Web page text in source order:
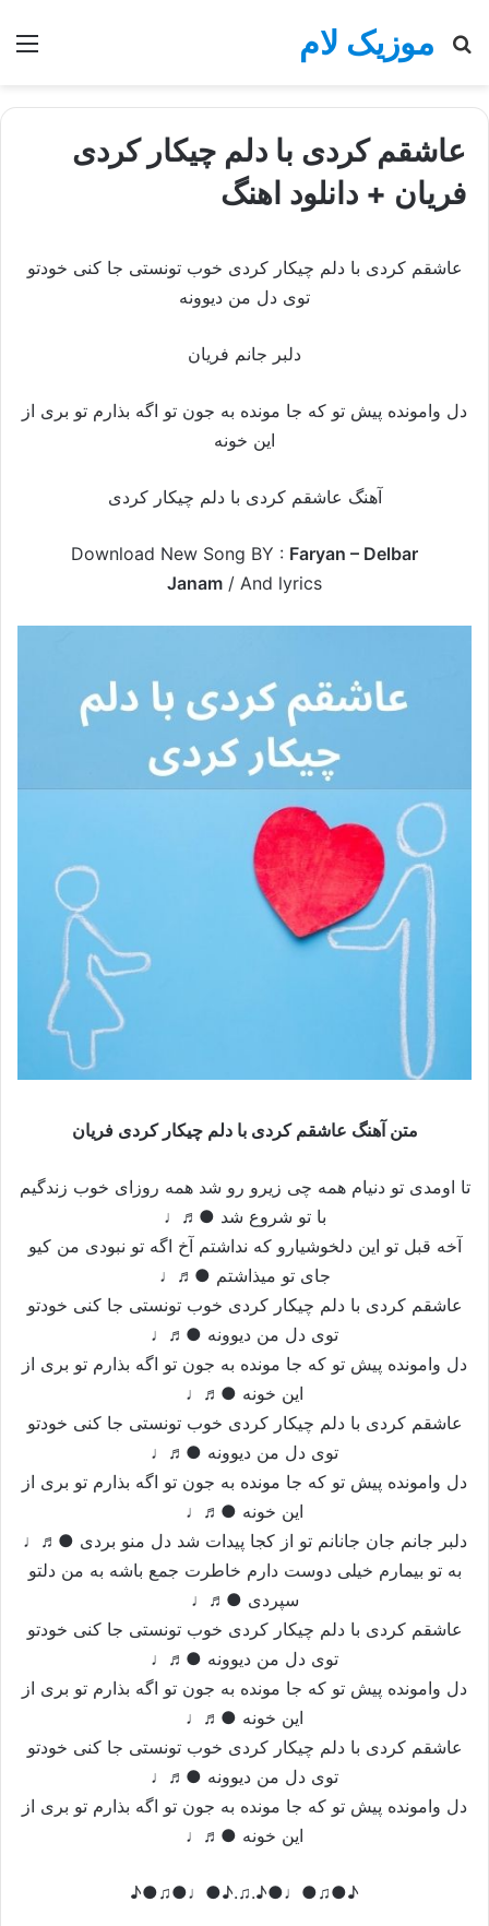
موزیک لام
جستجو
عاشقم کردی با دلم چیکار کردی
فریان + دانلود اهنگ
عاشقم کردی با دلم چیکار کردی خوب تونستی جا کنی خودتو
توی دل من دیوونه
دلبر جانم فریان
دل وامونده پیش تو که جا مونده به جون تو اگه بذارم تو بری از
این خونه
آهنگ عاشقم کردی با دلم چیکار کردی
Download New Song BY : Faryan – Delbar
Janam / And lyrics
متن آهنگ عاشقم کردی با دلم چیکار کردی فریان
تا اومدی تو دنیام همه چی زیرو رو شد همه روزای خوب زندگیم
با تو شروع شد ●♬♩
آخه قبل تو این دلخوشیارو که نداشتم آخ اگه تو نبودی من کیو
جای تو میذاشتم ●♬♩
عاشقم کردی با دلم چیکار کردی خوب تونستی جا کنی خودتو
توی دل من دیوونه ●♬♩
دل وامونده پیش تو که جا مونده به جون تو اگه بذارم تو بری از
این خونه ●♬♩
عاشقم کردی با دلم چیکار کردی خوب تونستی جا کنی خودتو
توی دل من دیوونه ●♬♩
دل وامونده پیش تو که جا مونده به جون تو اگه بذارم تو بری از
این خونه ●♬♩
دلبر جانم جان جانانم تو از کجا پیدات شد دل منو بردی ●♬♩
به تو بیمارم خیلی دوست دارم خاطرت جمع باشه به من دلتو
سپردی ●♬♩
عاشقم کردی با دلم چیکار کردی خوب تونستی جا کنی خودتو
توی دل من دیوونه ●♬♩
دل وامونده پیش تو که جا مونده به جون تو اگه بذارم تو بری از
این خونه ●♬♩
عاشقم کردی با دلم چیکار کردی خوب تونستی جا کنی خودتو
توی دل من دیوونه ●♬♩
دل وامونده پیش تو که جا مونده به جون تو اگه بذارم تو بری از
این خونه ●♬♩
♪●♫●♩●♪.♫.♪●♩●♫●♪